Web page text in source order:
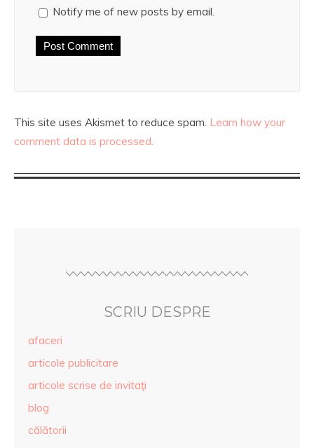
Notify me of new posts by email.
This site uses Akismet to reduce spam. Learn how your
comment data is processed.
SCRIU DESPRE
afaceri
articole publicitare
articole scrise de invitaţi
blog
călătorii